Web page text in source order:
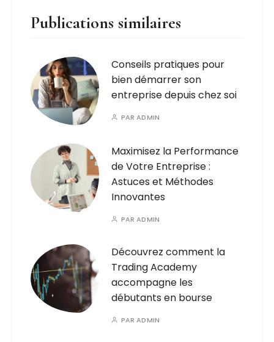
Publications similaires
Conseils pratiques pour
bien démarrer son
entreprise depuis chez soi
PARADMIN
Maximisez la Performance
de Votre Entreprise :
Astuces et Méthodes
Innovantes
PARADMIN
Découvrez comment la
Trading Academy
accompagne les
débutants en bourse
PARADMIN